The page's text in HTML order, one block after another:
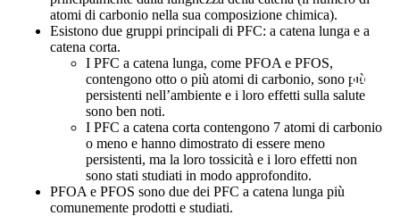
atomi di carbonio nella sua composizione chimica).
Esistono due gruppi principali di PFC: a catena lunga e a
catena corta.
I PFC a catena lunga, come PFOA e PFOS,
contengono otto o più atomi di carbonio, sono più
persistenti nell’ambiente e i loro effetti sulla salute
sono ben noti.
I PFC a catena corta contengono 7 atomi di carbonio
o meno e hanno dimostrato di essere meno
persistenti, ma la loro tossicità e i loro effetti non
sono stati studiati in modo approfondito.
PFOA e PFOS sono due dei PFC a catena lunga più
comunemente prodotti e studiati.